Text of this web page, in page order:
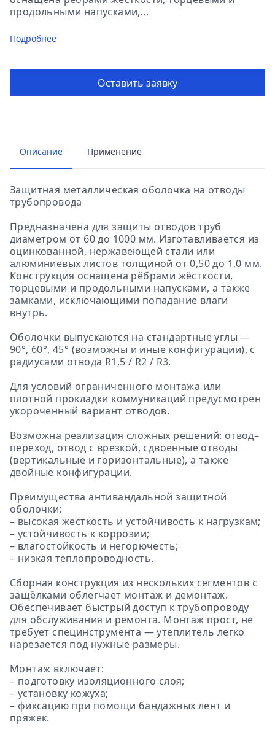
продольными напусками,...
Подробнее
Оставить заявку
Описание Применение
Защитная металлическая оболочка на отводы
трубопровода
Предназначена для защиты отводов труб
диаметром от 60 до 1000 мм. Изготавливается из
оцинкованной, нержавеющей стали или
алюминиевых листов толщиной от 0,50 до 1,0 мм.
Конструкция оснащена рёбрами жёсткости,
торцевыми и продольными напусками, а также
замками, исключающими попадание влаги
внутрь.
Оболочки выпускаются на стандартные углы —
90°, 60°, 45° (возможны и иные конфигурации), с
радиусами отвода R1,5 / R2 / R3.
Для условий ограниченного монтажа или
плотной прокладки коммуникаций предусмотрен
укороченный вариант отводов.
Возможна реализация сложных решений: отвод–
переход, отвод с врезкой, сдвоенные отводы
(вертикальные и горизонтальные), а также
двойные конфигурации.
Преимущества антивандальной защитной
оболочки:
– высокая жёсткость и устойчивость к нагрузкам;
– устойчивость к коррозии;
– влагостойкость и негорючесть;
– низкая теплопроводность.
Сборная конструкция из нескольких сегментов с
защёлками облегчает монтаж и демонтаж.
Обеспечивает быстрый доступ к трубопроводу
для обслуживания и ремонта. Монтаж прост, не
требует специнструмента — утеплитель легко
нарезается под нужные размеры.
Монтаж включает:
– подготовку изоляционного слоя;
– установку кожуха;
– фиксацию при помощи бандажных лент и
пряжек.